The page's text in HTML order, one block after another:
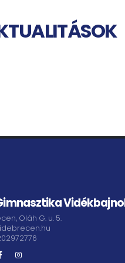
Oláh G. u. 5.